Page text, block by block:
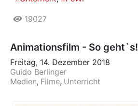
19027
Animationsfilm - So geht`s!
Freitag, 14. Dezember 2018
Guido Berlinger
Medien Filme Unterricht